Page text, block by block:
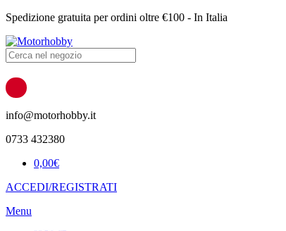
Spedizione gratuita per ordini oltre €100 - In Italia
Products
search
info@motorhobby.it
0733 432380
0,00€
ACCEDI/REGISTRATI
Menu